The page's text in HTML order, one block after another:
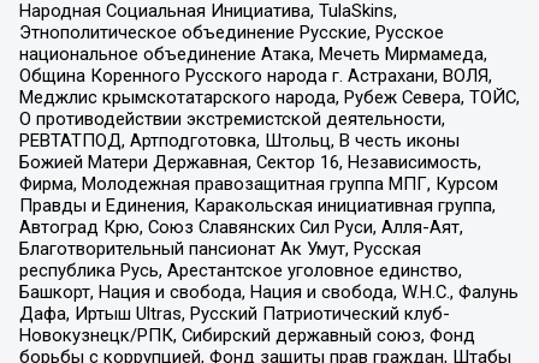
Народная Социальная Инициатива, TulaSkins,
Этнополитическое объединение Русские, Русское
национальное объединение Атака, Мечеть Мирмамеда,
Община Коренного Русского народа г. Астрахани, ВОЛЯ,
Меджлис крымскотатарского народа, Рубеж Севера, ТОЙС,
О противодействии экстремистской деятельности,
РЕВТАТПОД, Артподготовка, Штольц, В честь иконы
Божией Матери Державная, Сектор 16, Независимость,
Фирма, Молодежная правозащитная группа МПГ, Курсом
Правды и Единения, Каракольская инициативная группа,
Автоград Крю, Союз Славянских Сил Руси, Алля-Аят,
Благотворительный пансионат Ак Умут, Русская
республика Русь, Арестантское уголовное единство,
Башкорт, Нация и свобода, Нация и свобода, W.H.С., Фалунь
Дафа, Иртыш Ultras, Русский Патриотический клуб-
Новокузнецк/РПК, Сибирский державный союз, Фонд
борьбы с коррупцией, Фонд защиты прав граждан, Штабы